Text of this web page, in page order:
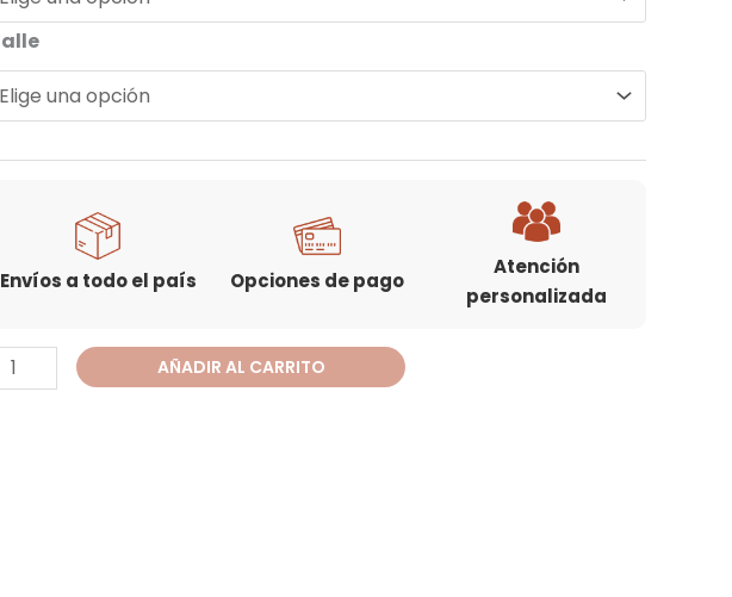
Envíos a todo el país Opciones de pago
Atención
personalizada
AÑADIR AL CARRITO